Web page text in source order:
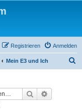
Anmelden
Registrieren
Mein E3 und Ich
Suche